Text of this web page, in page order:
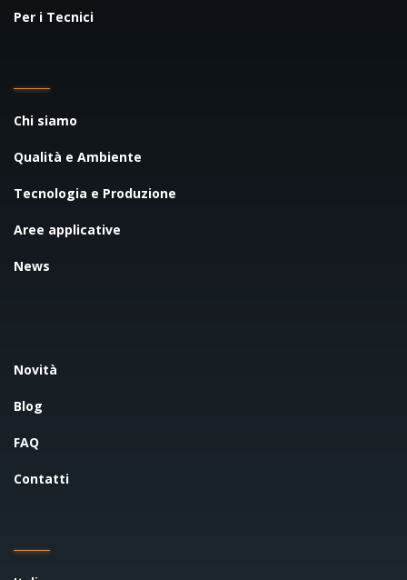
Per i Tecnici
Chi siamo
Qualità e Ambiente
Tecnologia e Produzione
Aree applicative
News
Novità
Blog
FAQ
Contatti